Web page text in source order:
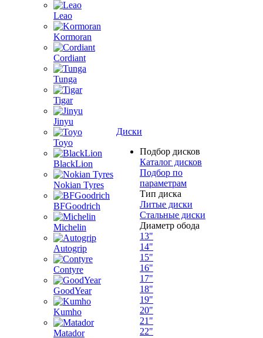
Leao
Kormoran
Cordiant
Tunga
Tigar
Jinyu
Toyo
BlackLion
Nokian Tyres
BFGoodrich
Michelin
Autogrip
Contyre
GoodYear
Kumho
Matador
Диски
Подбор дисков
Каталог дисков
Подбор по
параметрам
Тип диска
Литые диски
Стальные диски
Диаметр обода
13"
14"
15"
16"
17"
18"
19"
20"
21"
22"